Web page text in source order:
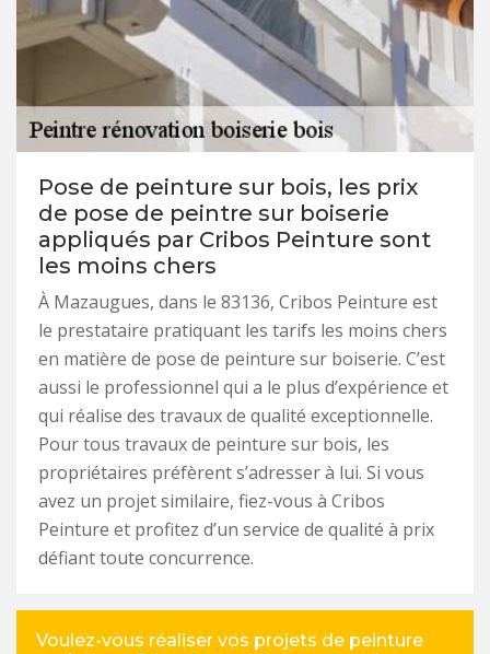
Pose de peinture sur bois, les prix
de pose de peintre sur boiserie
appliqués par Cribos Peinture sont
les moins chers
À Mazaugues, dans le 83136, Cribos Peinture est
le prestataire pratiquant les tarifs les moins chers
en matière de pose de peinture sur boiserie. C’est
aussi le professionnel qui a le plus d’expérience et
qui réalise des travaux de qualité exceptionnelle.
Pour tous travaux de peinture sur bois, les
propriétaires préfèrent s’adresser à lui. Si vous
avez un projet similaire, fiez-vous à Cribos
Peinture et profitez d’un service de qualité à prix
défiant toute concurrence.
Voulez-vous réaliser vos projets de peinture